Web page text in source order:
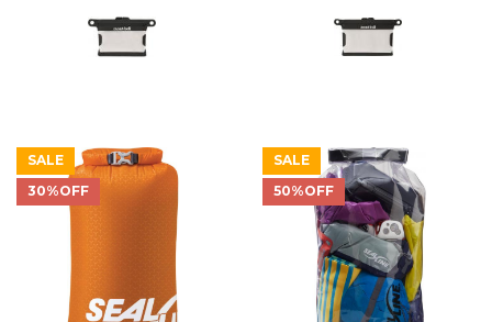
SALE
30%OFF
SALE
50%OFF